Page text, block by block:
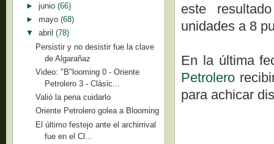
este
unidades a 8
En la última
Petrolero
para achicar
► junio (66)
► mayo (68)
▼ abril (78)
Persistir y no desistir fue la clave
de Algarañaz
Video: "B"looming 0 - Oriente
Petrolero 3 - Clásic...
Valió la pena cuidarlo
Oriente Petrolero golea a Blooming
El último festejo ante el archirrival
fue en el Cl...